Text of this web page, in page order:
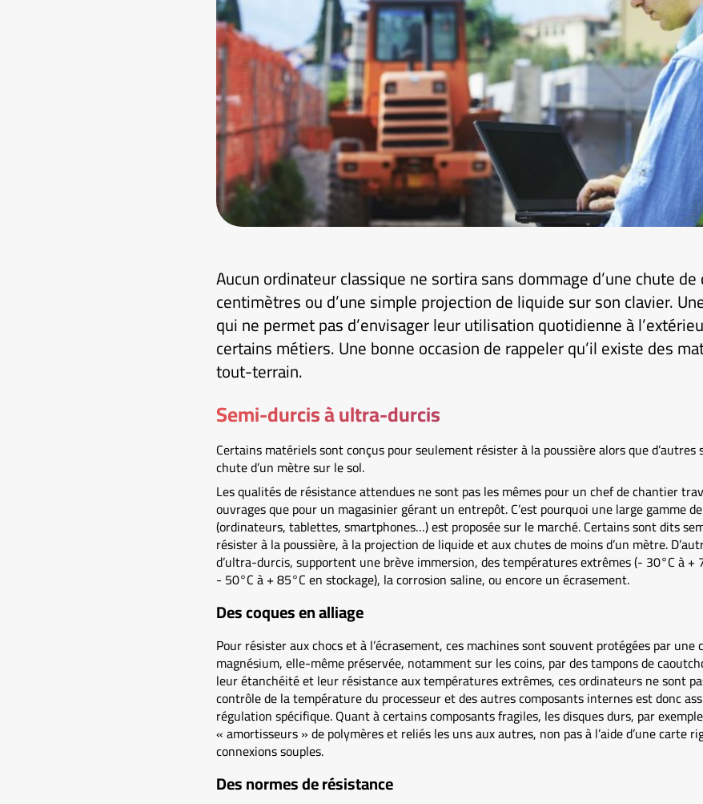
Aucun ordinateur classique ne sortira sans dommage d’une chute
centimètres ou d’une simple projection de liquide sur son clavier.
qui ne permet pas d’envisager leur utilisation quotidienne à
certains métiers. Une bonne occasion de rappeler qu’il existe des
tout-terrain.
Semi-durcis à ultra-durcis
Certains matériels sont conçus pour seulement résister à la poussière alors que d’autres
chute d’un mètre sur le sol.
Les qualités de résistance attendues ne sont pas les mêmes pour un chef de chantier
ouvrages que pour un magasinier gérant un entrepôt. C’est pourquoi une large gamme
(ordinateurs, tablettes, smartphones…) est proposée sur le marché. Certains sont dits
résister à la poussière, à la projection de liquide et aux chutes de moins d’un mètre.
d’ultra-durcis, supportent une brève immersion, des températures extrêmes (- 30°C à
- 50°C à + 85°C en stockage), la corrosion saline, ou encore un écrasement.
Des coques en alliage
Pour résister aux chocs et à l’écrasement, ces machines sont souvent protégées par une
magnésium, elle-même préservée, notamment sur les coins, par des tampons de
leur étanchéité et leur résistance aux températures extrêmes, ces ordinateurs ne sont
contrôle de la température du processeur et des autres composants internes est donc
régulation spécifique. Quant à certains composants fragiles, les disques durs, par
« amortisseurs » de polymères et reliés les uns aux autres, non pas à l’aide d’une carte
connexions souples.
Des normes de résistance